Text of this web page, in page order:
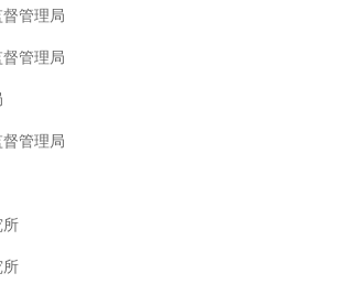
管理局
管理局
管理局
所
所